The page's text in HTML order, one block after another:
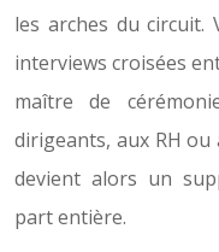
les arches du circuit.
interviews croisées
maître de
dirigeants, aux RH ou
devient alors un
part entière.